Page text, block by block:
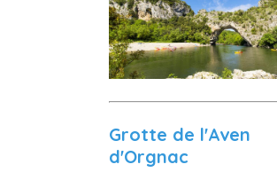
Grotte de l'Aven
d'Orgnac